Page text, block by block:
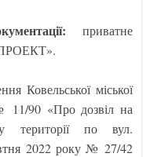
приватне
Ковельської міської
11/90 «Про дозвіл на
території по вул.
2022 року № 27/42